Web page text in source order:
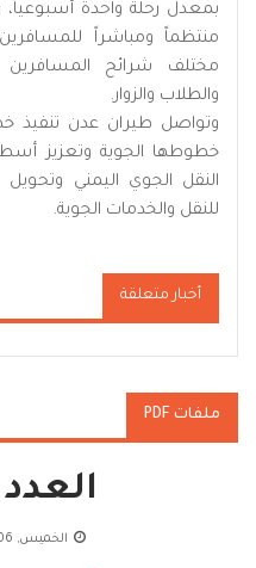
بمعدل رحلة واحدة أسبوعياً،
منتظماً ومباشراً للمسافرين
مختلف شرائح المسافرين
والطلاب والزوار.
وتواصل طيران عدن تنفيذ
خطوطها الجوية وتعزيز
النقل الجوي اليمني
للنقل والخدمات الجوية.
أخبار متعلقة
ملفات PDF
العدد -
الخميس, 06 أغسطس 2026